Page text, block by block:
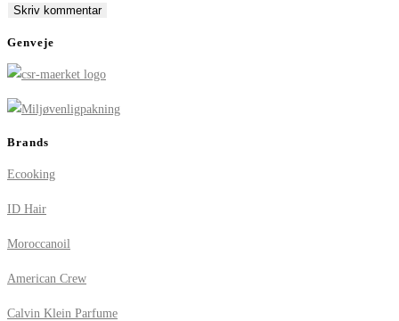
comment
comment
(optional)
Genveje
Brands
Ecooking
ID Hair
Moroccanoil
American Crew
Calvin Klein Parfume